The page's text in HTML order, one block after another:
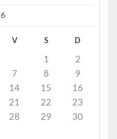
V S D
1
2
7 8
9
14 15
16
21 22
23
28 29
30